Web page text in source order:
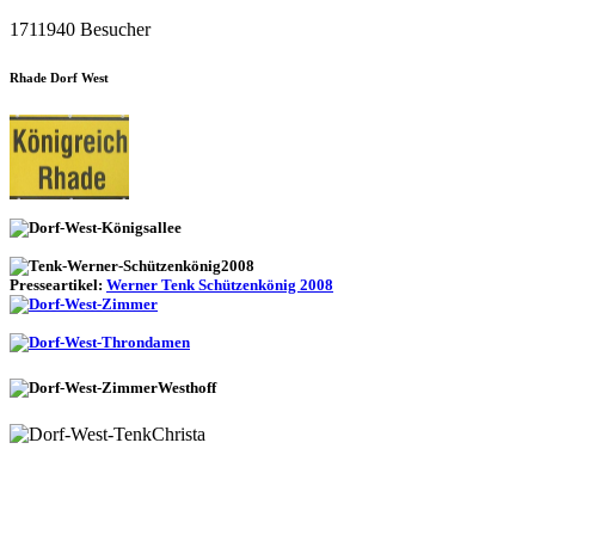
1711940 Besucher
Rhade Dorf West
Presseartikel: Werner Tenk Schützenkönig 2008